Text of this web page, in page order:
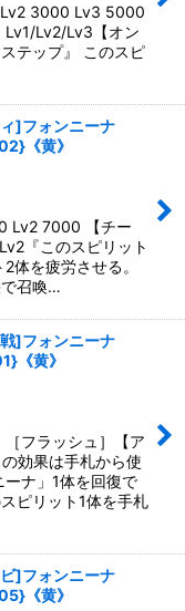
3000 Lv3 5000
Lv1/Lv2/Lv3【オン
テップ』 このスピ
]フォンニーナ
《黄》
Lv2 7000 【チー
『このスピリット
体を疲労させる。
で召喚…
]フォンニーナ
《黄》
［フラッシュ］【ア
効果は手札から使
ナ」1体を回復で
ピリット1体を手札
]フォンニーナ
《黄》